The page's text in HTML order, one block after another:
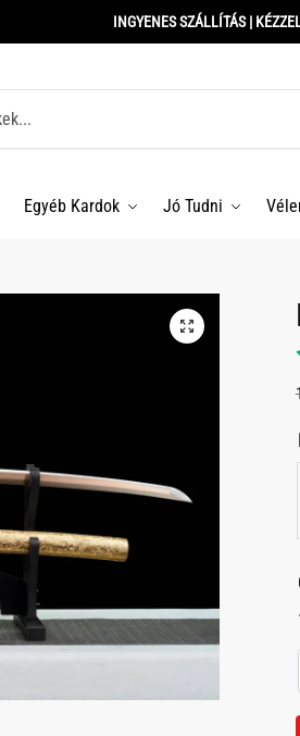
INGYENES SZÁLLÍTÁS |
Egyéb Kardok Jó Tudni